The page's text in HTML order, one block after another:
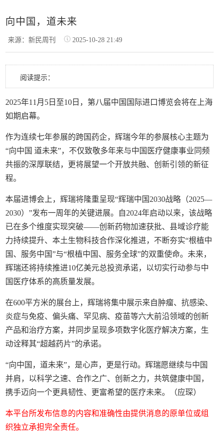
向中国，道未来
来源：新民周刊 2025-10-28 21:49
阅读提示：
2025年11月5日至10日，第八届中国国际进口博览会将在上海
如期启幕。
作为连续七年参展的跨国药企，辉瑞今年的参展核心主题为
“向中国 道未来”，不仅致敬多年来与中国医疗健康事业同频
共振的深厚联结，更将展望一个开放共融、创新引领的新征
程。
本届进博会上，辉瑞将隆重呈现“辉瑞中国2030战略（2025—
2030）”发布一周年的关键进展。自2024年启动以来，该战略
已在多个维度实现突破——创新药物加速获批、县域诊疗能
力持续提升、本土生物科技合作深化推进，不断夯实“根植中
国、服务中国”与“根植中国、服务全球”的双重使命。未来，
辉瑞还将持续推进10亿美元总投资承诺，以切实行动参与中
国医疗体系的高质量发展。
在600平方米的展台上，辉瑞将集中展示来自肿瘤、抗感染、
炎症与免疫、偏头痛、罕见病、疫苗等六大前沿领域的创新
产品和治疗方案，并同步呈现多项数字化医疗解决方案，生
动诠释其“超越药片”的承诺。
“向中国，道未来”，是心声，更是行动。辉瑞愿继续与中国
并肩，以科学之速、合作之广、创新之力，共筑健康中国，
携手迈向一个更具韧性、更富希望的医疗未来。（应琛）
本平台所发布信息的内容和准确性由提供消息的原单位或组
织独立承担完全责任。